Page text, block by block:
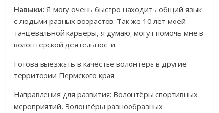
Навыки: Я могу очень быстро находить общий язык
с людьми разных возрастов. Так же 10 лет моей
танцевальной карьеры, я думаю, могут помочь мне в
волонтерской деятельности.
Готова выезжать в качестве волонтёра в другие
территории Пермского края
Направления для развития: Волонтёры спортивных
мероприятий, Волонтёры разнообразных